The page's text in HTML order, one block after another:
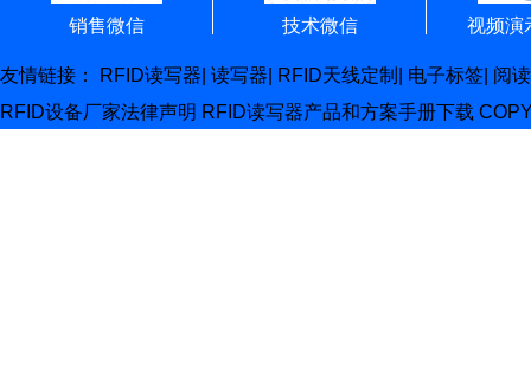
销售微信 技术微信 视频演
友情链接： RFID读写器 读写器 RFID天线定制 电子标签 阅
RFID设备厂家法律声明 RFID读写器产品和方案手册下载